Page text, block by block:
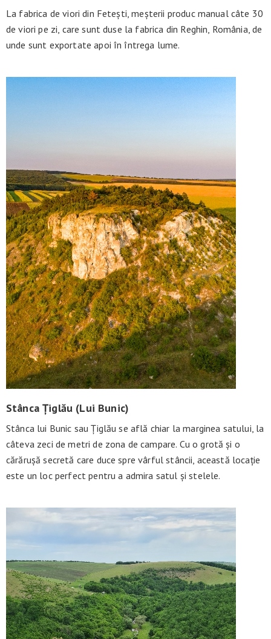
La fabrica de viori din Fetești, meșterii produc manual câte 30
de viori pe zi, care sunt duse la fabrica din Reghin, România, de
unde sunt exportate apoi în întrega lume.
Stânca Țiglău (Lui Bunic)
Stânca lui Bunic sau Țiglău se află chiar la marginea satului, la
câteva zeci de metri de zona de campare. Cu o grotă și o
cărărușă secretă care duce spre vârful stâncii, această locație
este un loc perfect pentru a admira satul și stelele.